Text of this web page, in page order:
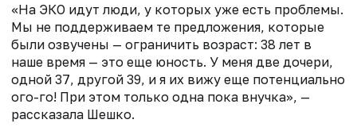
«На ЭКО идут люди, у которых уже есть проблемы.
Мы не поддерживаем те предложения, которые
были озвучены — ограничить возраст: 38 лет в
наше время — это еще юность. У меня две дочери,
одной 37, другой 39, и я их вижу еще потенциально
ого-го! При этом только одна пока внучка», —
рассказала Шешко.